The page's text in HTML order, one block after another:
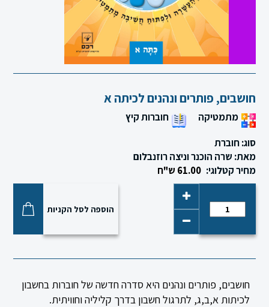
סגור
חושבים, פותרים ונהנים לכיתה א
מתמטיקה
חוברות קיץ
סוג: חוברת
מאת: שרה הוכנר וניצה רוזנבלום
מחיר קטלוגי: 61.00 ש"ח
הוספה לסל הקניות
חושבים, פותרים ונהנים היא סדרה חדשה של חוברות בחשבון
לכיתות א,ב,ג, לתרגול חשבון בדרך קליליה וחוויתית.